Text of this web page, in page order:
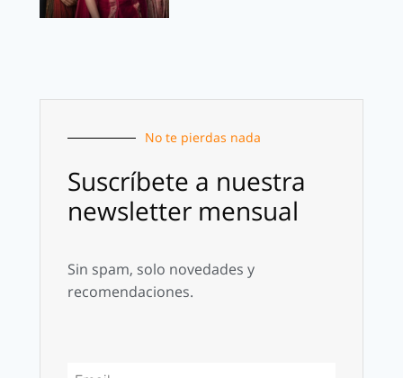
No te pierdas nada
Suscríbete a nuestra
newsletter mensual
Sin spam, solo novedades y
recomendaciones.